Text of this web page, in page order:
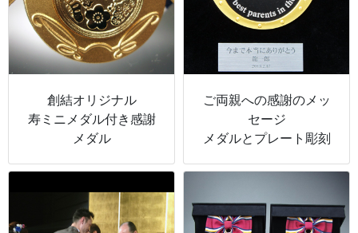
創結オリジナル
寿ミニメダル付き感謝
メダル
ご両親への感謝のメッ
セージ
メダルとプレート彫刻